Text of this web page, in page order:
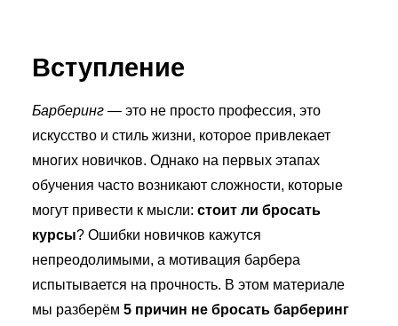
Вступление
Барберинг — это не просто профессия, это
искусство и стиль жизни, которое привлекает
многих новичков. Однако на первых этапах
обучения часто возникают сложности, которые
могут привести к мысли: стоит ли бросать
курсы? Ошибки новичков кажутся
непреодолимыми, а мотивация барбера
испытывается на прочность. В этом материале
мы разберём 5 причин не бросать барберинг